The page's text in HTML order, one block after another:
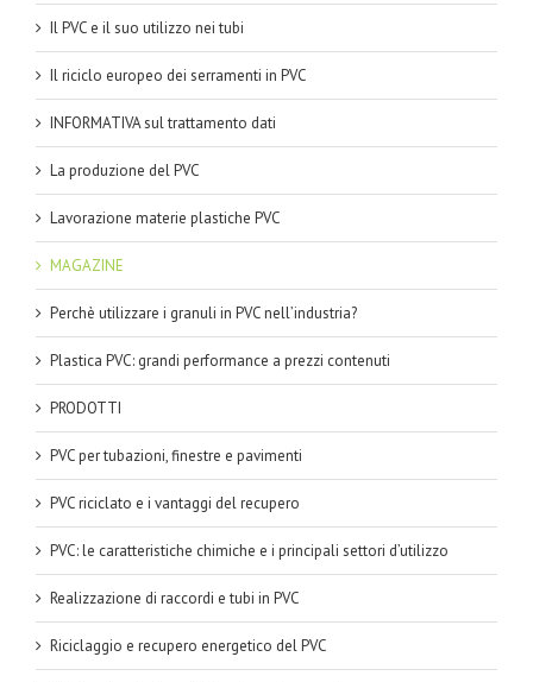
Il PVC e il suo utilizzo nei tubi
Il riciclo europeo dei serramenti in PVC
INFORMATIVA sul trattamento dati
La produzione del PVC
Lavorazione materie plastiche PVC
MAGAZINE
Perchè utilizzare i granuli in PVC nell’industria?
Plastica PVC: grandi performance a prezzi contenuti
PRODOTTI
PVC per tubazioni, finestre e pavimenti
PVC riciclato e i vantaggi del recupero
PVC: le caratteristiche chimiche e i principali settori d’utilizzo
Realizzazione di raccordi e tubi in PVC
Riciclaggio e recupero energetico del PVC